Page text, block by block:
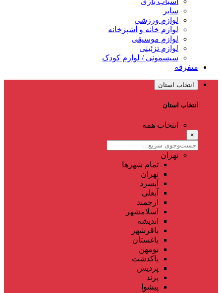
سایر
لوازم ورزشی
لوازم خانه و آشپزخانه
لوازم موسیقی
لوازم تزئینی
سیسمونی / لوازم کودک
متفرقه
انتخاب استان
انتخاب استان
انتخاب همه
×
تهران
تمام شهر‌ها
تهران
آبسرد
آبعلی
ارجمند
اسلامشهر
اندیشه
باقرشهر
باغستان
بومهن
پاکدشت
پردیس
پرند
پیشوا